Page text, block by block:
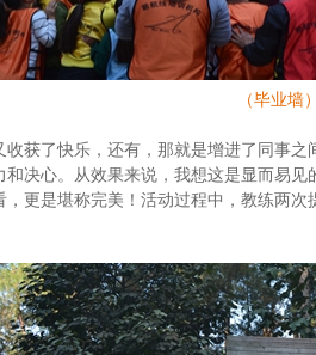
（毕业墙）
获了快乐，还有，那就是增进了同事
决心。从效果来说，我想这是显而易
更是堪称完美！活动过程中，教练两次